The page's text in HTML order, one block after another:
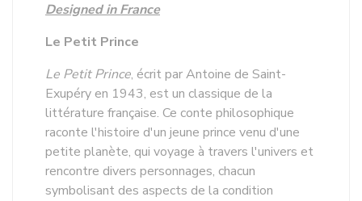
Designed in France
Le Petit Prince
Le Petit Prince, écrit par Antoine de Saint-
Exupéry en 1943, est un classique de la
littérature française. Ce conte philosophique
raconte l'histoire d'un jeune prince venu d'une
petite planète, qui voyage à travers l'univers et
rencontre divers personnages, chacun
symbolisant des aspects de la condition